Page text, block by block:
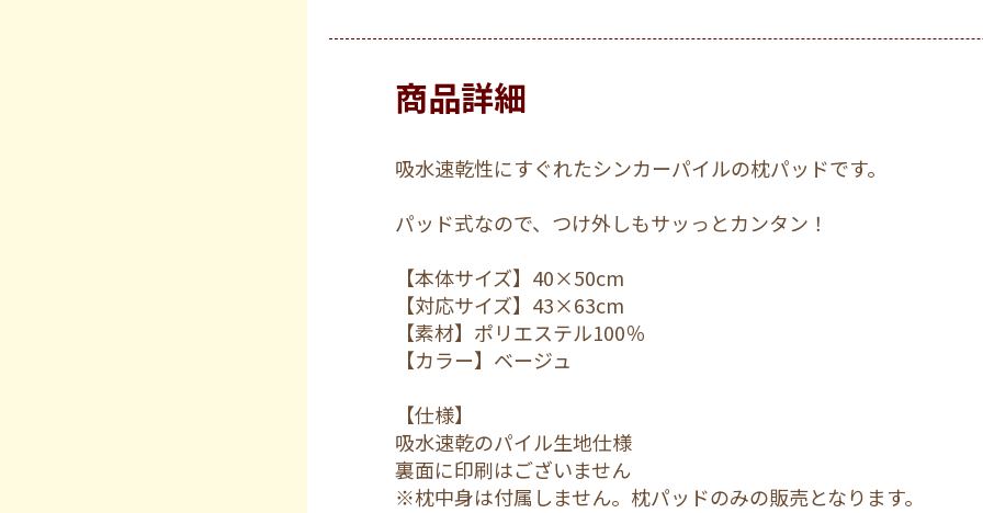
商品詳細
吸水速乾性にすぐれたシンカーパイルの枕パッドです。
パッド式なので、つけ外しもサッっとカンタン！
【本体サイズ】40×50cm
【対応サイズ】43×63cm
【素材】ポリエステル100％
【カラー】ベージュ
【仕様】
吸水速乾のパイル生地仕様
裏面に印刷はございません
※枕中身は付属しません。枕パッドのみの販売となります。